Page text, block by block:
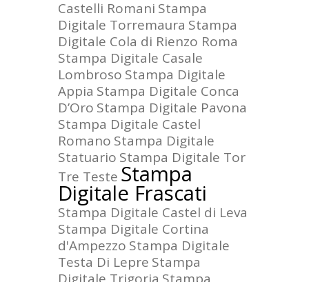
Castelli Romani Stampa
Digitale Torremaura Stampa
Digitale Cola di Rienzo Roma
Stampa Digitale Casale
Lombroso Stampa Digitale
Appia Stampa Digitale Conca
D’Oro Stampa Digitale Pavona
Stampa Digitale Castel
Romano Stampa Digitale
Statuario Stampa Digitale Tor
Tre Teste Stampa
Digitale Frascati
Stampa Digitale Castel di Leva
Stampa Digitale Cortina
d'Ampezzo Stampa Digitale
Testa Di Lepre Stampa